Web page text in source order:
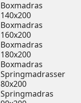
Boxmadras
140x200
Boxmadras
160x200
Boxmadras
180x200
Boxmadras
Springmadrasser
80x200
Springmadras